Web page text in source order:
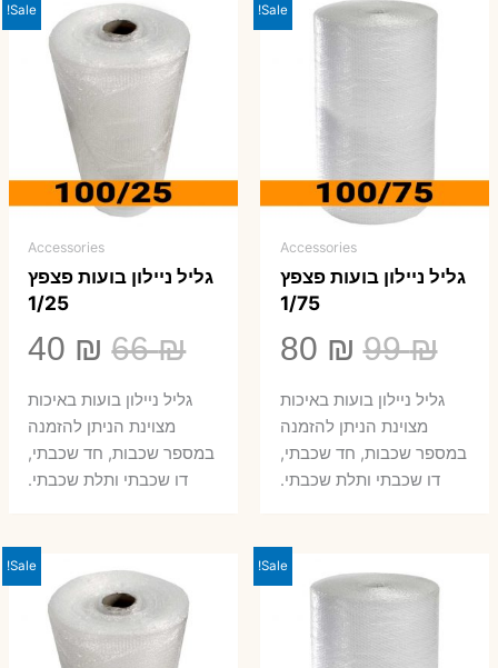
Sale!
Accessories
גליל ניילון בועות פצפץ
1/75
99₪
המחיר
המקורי
היה:
99 ₪.
80 ₪
הנוכחיגליל ניילון בועות באיכות
מצוינת הניתן להזמנה
במספר שכבות, חד שכבתי,
דו שכבתי ותלת שכבתי.
Sale!
Accessories
גליל ניילון בועות פצפץ
1/25
66₪
המחיר
המקורי
היה:
66 ₪.
40 ₪
₪.
גליל ניילון בועות באיכות
מצוינת הניתן להזמנה
במספר שכבות, חד שכבתי,
דו שכבתי ותלת שכבתי.
Sale!
Sale!